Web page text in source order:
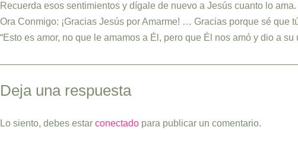
Recuerda esos sentimientos y dígale de nuevo a Jesús cuanto lo ama.
Ora Conmigo: ¡Gracias Jesús por Amarme! … Gracias porque sé que
“Esto es amor, no que le amamos a Él, pero que Él nos amó y dio a
Deja una respuesta
Lo siento, debes estar conectado para publicar un comentario.